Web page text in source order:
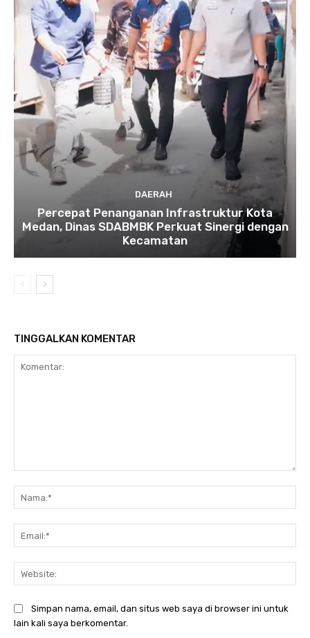
DAERAH
Percepat Penanganan Infrastruktur Kota
Medan, Dinas SDABMBK Perkuat Sinergi dengan
Kecamatan
TINGGALKAN KOMENTAR
Simpan nama, email, dan situs web saya di browser ini untuk
lain kali saya berkomentar.